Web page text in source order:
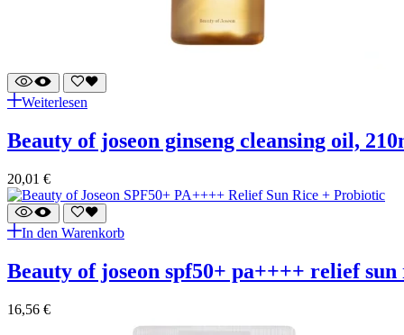
Weiterlesen
beauty of joseon ginseng cleansing oil,
20,01 €
In den Warenkorb
beauty of joseon spf50+ pa++++ relief
16,56 €